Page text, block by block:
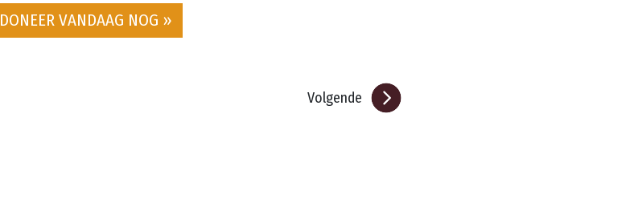
DONEER VANDAAG NOG »
Volgende